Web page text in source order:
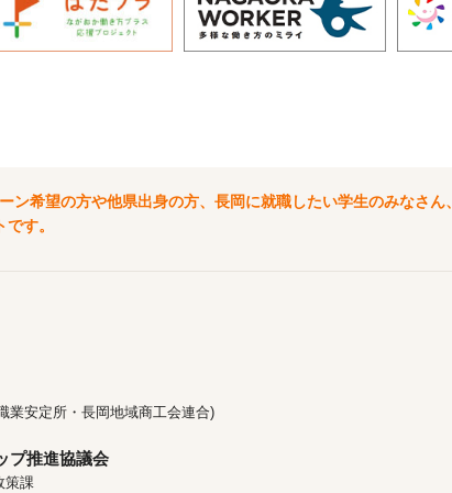
ン希望の方や他県出身の方、長岡に就職したい学生のみなさ
す。
業安定所・長岡地域商工会連合)
プ推進協議会
策課